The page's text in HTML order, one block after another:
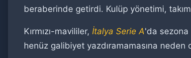
beraberinde getirdi. Kulüp yönetimi,
Kırmızı-mavililer,İtalya Serie A'da sezona
henüz galibiyet yazdıramamasına